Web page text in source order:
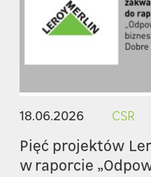
18.06.2026 CSR
Pięć projektów
w raporcie